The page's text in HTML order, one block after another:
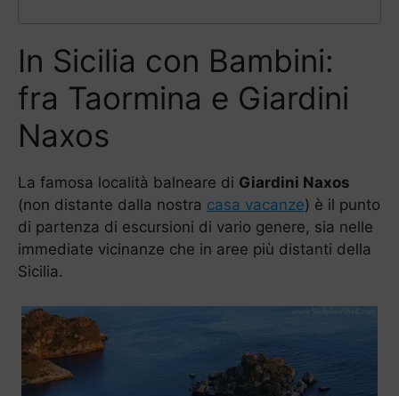
In Sicilia con Bambini:
fra Taormina e Giardini
Naxos
La famosa località balneare di Giardini Naxos
(non distante dalla nostra casa vacanze) è il punto
di partenza di escursioni di vario genere, sia nelle
immediate vicinanze che in aree più distanti della
Sicilia.